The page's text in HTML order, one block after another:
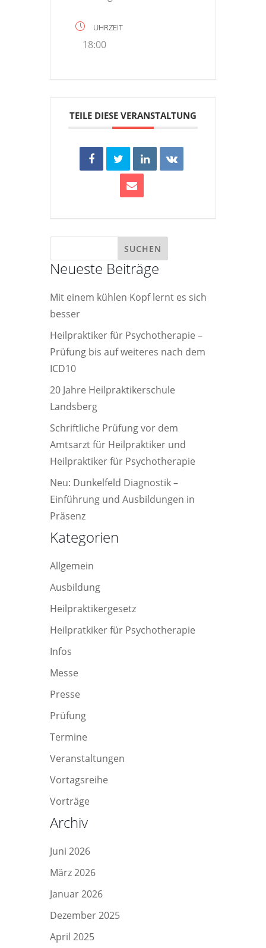
UHRZEIT
18:00
TEILE DIESE VERANSTALTUNG
Neueste Beiträge
Mit einem kühlen Kopf lernt es sich
besser
Heilpraktiker für Psychotherapie –
Prüfung bis auf weiteres nach dem
ICD10
20 Jahre Heilpraktikerschule
Landsberg
Schriftliche Prüfung vor dem
Amtsarzt für Heilpraktiker und
Heilpraktiker für Psychotherapie
Neu: Dunkelfeld Diagnostik –
Einführung und Ausbildungen in
Präsenz
Kategorien
Allgemein
Ausbildung
Heilpraktikergesetz
Heilpratkiker für Psychotherapie
Infos
Messe
Presse
Prüfung
Termine
Veranstaltungen
Vortagsreihe
Vorträge
Archiv
Juni 2026
März 2026
Januar 2026
Dezember 2025
April 2025